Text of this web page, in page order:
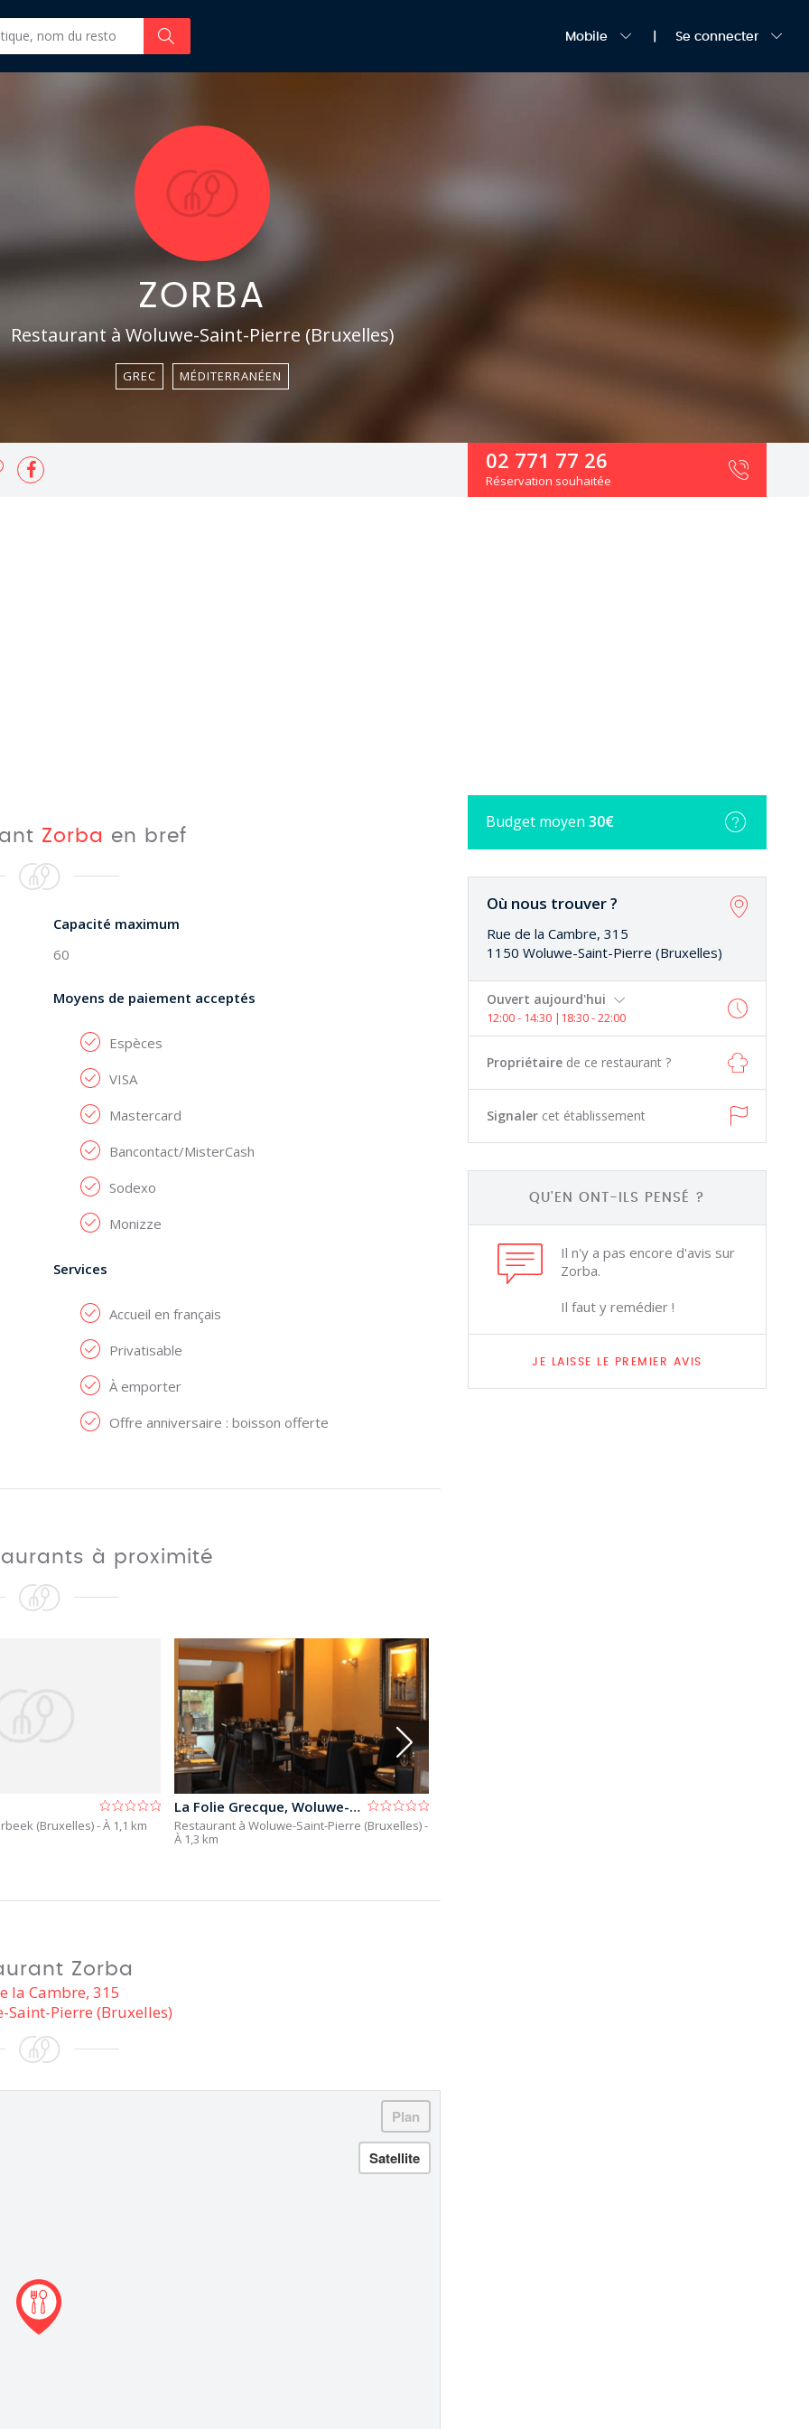
Mobile Se connecter
ZORBA
Restaurant à Woluwe-Saint-Pierre (Bruxelles)
GREC MÉDITERRANÉEN
02 771 77 26
Réservation souhaitée
Budget moyen 30€
Où nous trouver ?
Rue de la Cambre, 315
1150 Woluwe-Saint-Pierre (Bruxelles)
Ouvert aujourd'hui
12:00 - 14:30 |18:30 - 22:00
Propriétaire de ce restaurant ?
Signaler cet établissement
QU'EN ONT-ILS PENSÉ ?
Il n'y a pas encore d'avis sur
Zorba.
Il faut y remédier !
JE LAISSE LE PREMIER AVIS
Zorba en bref
Capacité maximum
60
Moyens de paiement acceptés
Espèces
VISA
Mastercard
Bancontact/MisterCash
Sodexo
Monizze
Services
Accueil en français
Privatisable
À emporter
Offre anniversaire : boisson offerte
à proximité
(Bruxelles)- À 1,1 km
La Folie Grecque, Woluwe-st-pierre
Restaurant à Woluwe-Saint-Pierre (Bruxelles)-
À 1,3 km
Zorba
la Cambre, 315
Saint-Pierre (Bruxelles)